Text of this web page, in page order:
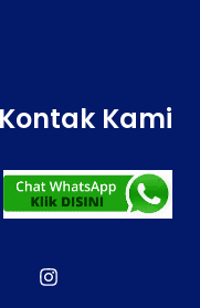
Kontak Kami